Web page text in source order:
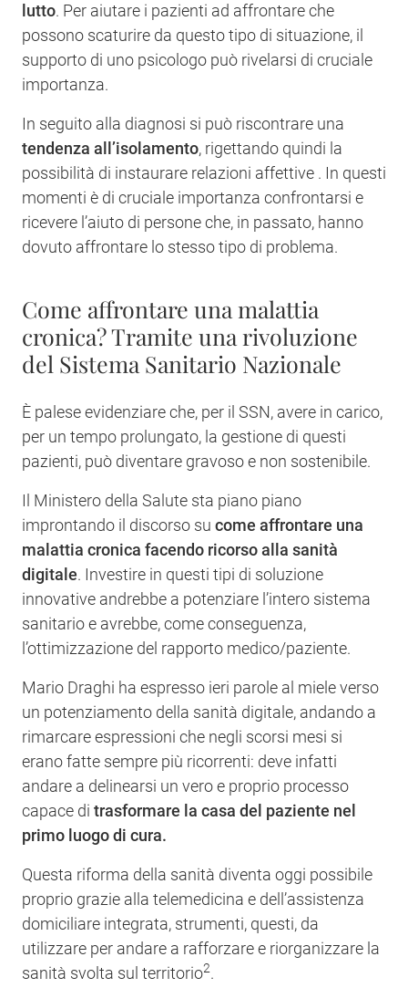
lutto. Per aiutare i pazienti ad affrontare che
possono scaturire da questo tipo di situazione, il
supporto di uno psicologo può rivelarsi di cruciale
importanza.
In seguito alla diagnosi si può riscontrare una
tendenza all’isolamento, rigettando quindi la
possibilità di instaurare relazioni affettive . In questi
momenti è di cruciale importanza confrontarsi e
ricevere l’aiuto di persone che, in passato, hanno
dovuto affrontare lo stesso tipo di problema.
Come affrontare una malattia
cronica? Tramite una rivoluzione
del Sistema Sanitario Nazionale
È palese evidenziare che, per il SSN, avere in carico,
per un tempo prolungato, la gestione di questi
pazienti, può diventare gravoso e non sostenibile.
Il Ministero della Salute sta piano piano
improntando il discorso su come affrontare una
malattia cronica facendo ricorso alla sanità
digitale. Investire in questi tipi di soluzione
innovative andrebbe a potenziare l’intero sistema
sanitario e avrebbe, come conseguenza,
l’ottimizzazione del rapporto medico/paziente.
Mario Draghi ha espresso ieri parole al miele verso
un potenziamento della sanità digitale, andando a
rimarcare espressioni che negli scorsi mesi si
erano fatte sempre più ricorrenti: deve infatti
andare a delinearsi un vero e proprio processo
capace di trasformare la casa del paziente nel
primo luogo di cura.
Questa riforma della sanità diventa oggi possibile
proprio grazie alla telemedicina e dell’assistenza
domiciliare integrata, strumenti, questi, da
utilizzare per andare a rafforzare e riorganizzare la
sanità svolta sul territorio2.